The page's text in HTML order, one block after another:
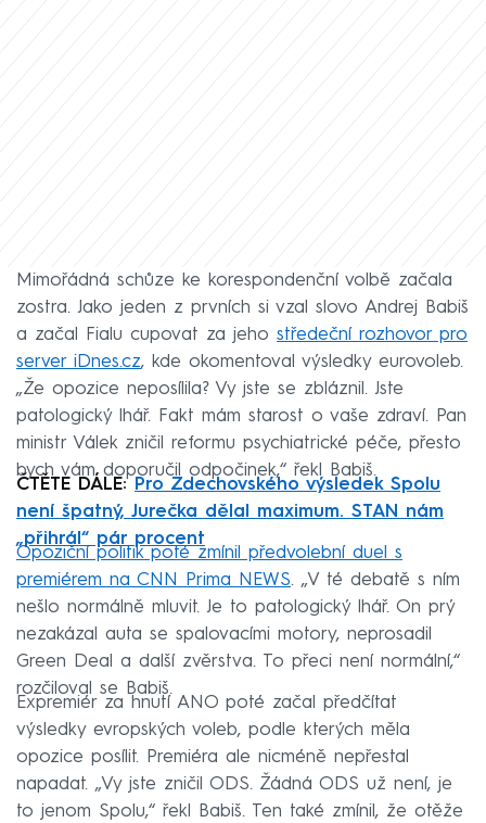
Mimořádná schůze ke korespondenční volbě začala
zostra. Jako jeden z prvních si vzal slovo Andrej Babiš
a začal Fialu cupovat za jeho středeční rozhovor pro
server iDnes.cz, kde okomentoval výsledky eurovoleb.
„Že opozice neposílila? Vy jste se zbláznil. Jste
patologický lhář. Fakt mám starost o vaše zdraví. Pan
ministr Válek zničil reformu psychiatrické péče, přesto
bych vám doporučil odpočinek,“ řekl Babiš.
ČTĚTE DÁLE: Pro Zdechovského výsledek Spolu
není špatný, Jurečka dělal maximum. STAN nám
„přihrál“ pár procent
Opoziční politik poté zmínil předvolební duel s
premiérem na CNN Prima NEWS. „V té debatě s ním
nešlo normálně mluvit. Je to patologický lhář. On prý
nezakázal auta se spalovacími motory, neprosadil
Green Deal a další zvěrstva. To přeci není normální,“
rozčiloval se Babiš.
Expremiér za hnutí ANO poté začal předčítat
výsledky evropských voleb, podle kterých měla
opozice posílit. Premiéra ale nicméně nepřestal
napadat. „Vy jste zničil ODS. Žádná ODS už není, je
to jenom Spolu,“ řekl Babiš. Ten také zmínil, že otěže